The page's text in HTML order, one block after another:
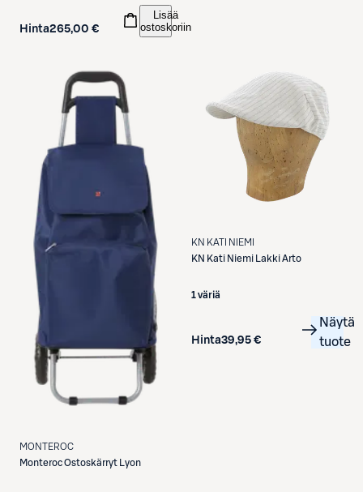
Hinta265,00 €
Lisää
ostoskoriin
MONTEROC
MonterocOstoskärryt Lyon
KN KATI NIEMI
KN Kati Niemi
Lakki Arto
1 väriä
Hinta39,95 €
Näytä
tuote